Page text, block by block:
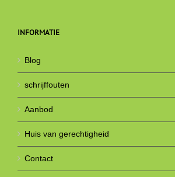
INFORMATIE
Blog
schrijffouten
Aanbod
Huis van gerechtigheid
Contact